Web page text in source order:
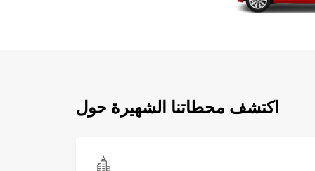
اكتشف محطاتنا الشهيرة حول